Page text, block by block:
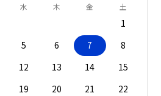
水 木 金 土
1
5 6 7
8
12 13 14
15
19 20 21
22